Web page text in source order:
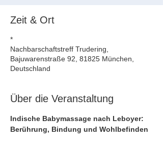
Zeit & Ort
*
Nachbarschaftstreff Trudering,
Bajuwarenstraße 92, 81825 München,
Deutschland
Über die Veranstaltung
Indische Babymassage nach Leboyer:
Berührung, Bindung und Wohlbefinden